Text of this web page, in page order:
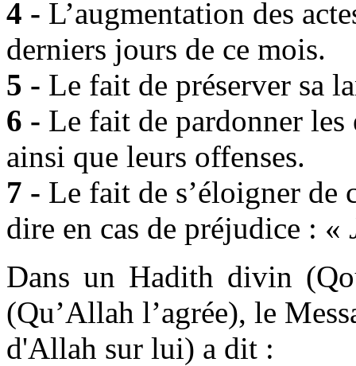
4 - L’augmentation des
derniers jours de ce mois.
5 - Le fait de préserver sa
6 - Le fait de pardonner les
ainsi que leurs offenses.
7 - Le fait de s’éloigner de
dire en cas de préjudice : «
Dans un Hadith divin
(Qu’Allah l’agrée), le
d'Allah sur lui) a dit :